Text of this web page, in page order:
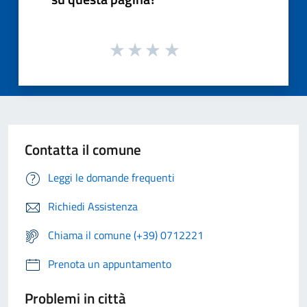
Contatta il comune
Leggi le domande frequenti
Richiedi Assistenza
Chiama il comune (+39) 0712221
Prenota un appuntamento
Problemi in città